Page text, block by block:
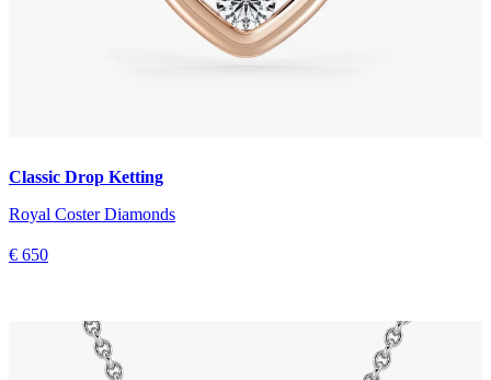
Classic Drop Ketting
Royal Coster Diamonds
€ 650